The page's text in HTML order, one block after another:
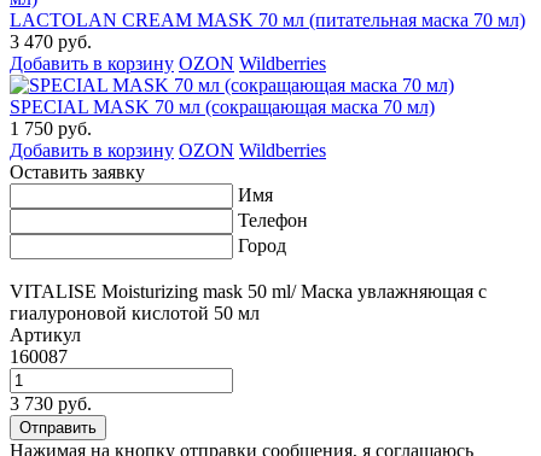
LACTOLAN CREAM MASK 70 мл (питательная маска 70 мл)
3 470 руб.
Добавить в корзину OZON Wildberries
SPECIAL MASK 70 мл (сокращающая маска 70 мл)
1 750 руб.
Добавить в корзину OZON Wildberries
Оставить заявку
Имя
Телефон
Город
VITALISE Moisturizing mask 50 ml/ Маска увлажняющая с
гиалуроновой кислотой 50 мл
Артикул
160087
3 730 руб.
Нажимая на кнопку отправки сообщения, я соглашаюсь